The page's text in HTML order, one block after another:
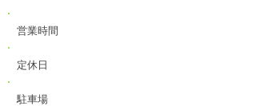
営業時間
定休日
駐車場